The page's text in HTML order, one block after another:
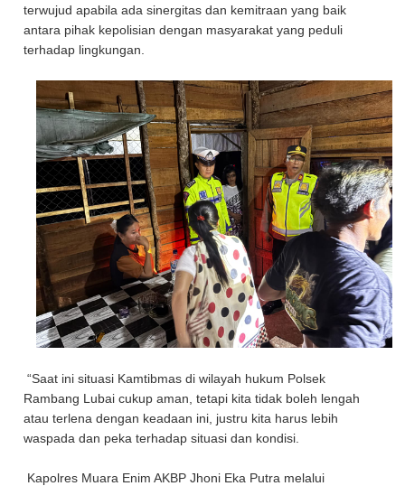
terwujud apabila ada sinergitas dan kemitraan yang baik
antara pihak kepolisian dengan masyarakat yang peduli
terhadap lingkungan.
“Saat ini situasi Kamtibmas di wilayah hukum Polsek
Rambang Lubai cukup aman, tetapi kita tidak boleh lengah
atau terlena dengan keadaan ini, justru kita harus lebih
waspada dan peka terhadap situasi dan kondisi.
Kapolres Muara Enim AKBP Jhoni Eka Putra melalui